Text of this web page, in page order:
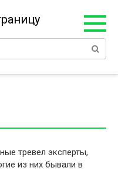
тревел эксперты,
из них бывали в